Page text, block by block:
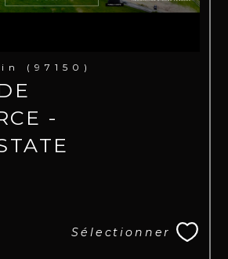
(97150)
-
Sélectionner